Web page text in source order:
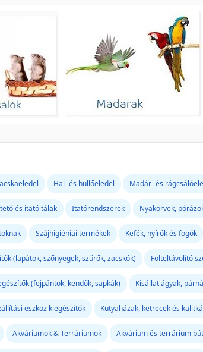
Hal- és hüllőeledel Madár- és
és itató tálak Itatórendszerek Nyakörvek,
Szájhigiéniai termékek Kefék, nyírók és fogók
(lapátok, szőnyegek, szűrők, zacskók) Folteltávolító
(fejpántok, kendők, sapkák) Kisállat ágyak,
eszköz kiegészítők Kutyaházak, ketrecek és
Akváriumok & Terráriumok Akvárium és terrárium